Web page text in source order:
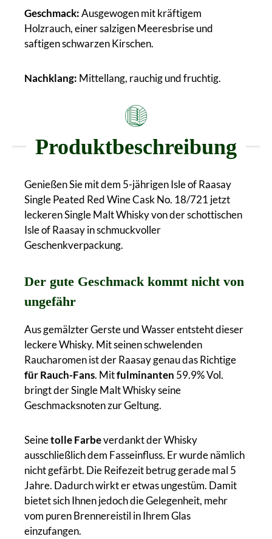
Geschmack:Ausgewogen mit kräftigem
Holzrauch, einer salzigen Meeresbrise und
saftigen schwarzen Kirschen.
Nachklang: Mittellang, rauchig und fruchtig.
Produktbeschreibung
Genießen Sie mit dem 5-jährigen Isle of Raasay
Single Peated Red Wine Cask No. 18/721 jetzt
leckeren Single Malt Whisky von der schottischen
Isle of Raasay in schmuckvoller
Geschenkverpackung.
Der gute Geschmack kommt nicht von
ungefähr
Aus gemälzter Gerste und Wasser entsteht dieser
leckere Whisky. Mit seinen schwelenden
Raucharomen ist der Raasay genau das Richtige
für Rauch-Fans. Mitfulminanten 59.9% Vol.
bringt der Single Malt Whisky seine
Geschmacksnoten zur Geltung.
Seinetolle Farbeverdankt der Whisky
ausschließlich dem Fasseinfluss. Er wurde nämlich
nicht gefärbt. Die Reifezeit betrug gerade mal 5
Jahre. Dadurch wirkt er etwas ungestüm. Damit
bietet sich Ihnen jedoch die Gelegenheit, mehr
vom puren Brennereistil in Ihrem Glas
einzufangen.